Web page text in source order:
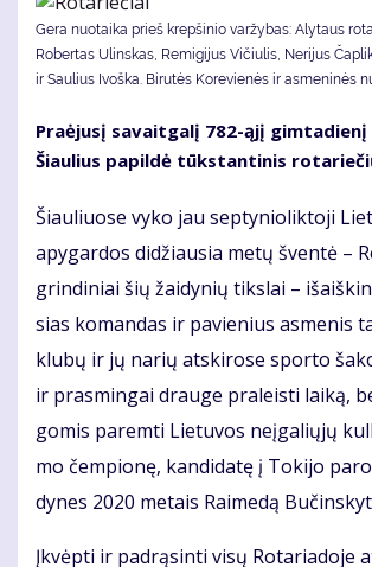
Gera nuotaika prieš krepšinio varžybas: Alytaus
Robertas Ulinskas, Remigijus Vičiulis, Nerijus
ir Saulius Ivoška. Bi­ru­tės Ko­re­vie­nės ir as­me­ni­nės
Pra­ėju­sį sa­vait­ga­lį 782-ąjį gim­ta­die­nį
Šiau­lius pa­pil­dė tūks­tan­ti­nis
Šiau­liuo­se vy­ko jau sep­ty­nio­lik­to­ji
apy­gar­dos di­džiau­sia me­tų šven­tė –
grin­di­niai šių žai­dy­nių tiks­lai –
sias ko­man­das ir pa­vie­nius as­me­nis
klu­bų ir jų na­rių at­ski­ro­se spor­to
ir pra­smin­gai drau­ge pra­leis­ti lai­ką,
go­mis pa­rem­ti Lie­tu­vos ne­įga­lių­jų
mo čem­pio­nę, kan­di­da­tę į To­ki­jo
dy­nes 2020 me­tais Rai­me­dą
Įkvėp­ti ir pa­drą­sin­ti vi­sų Ro­ta­ria­do­je